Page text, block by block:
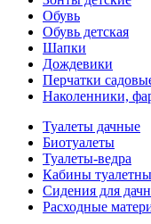
Обувь
Обувь детская
Шапки
Дождевики
Перчатки
Наколенники,
Туалеты дачные
Биотуалеты
Туалеты-ведра
Кабины
Сидения для
Расходные